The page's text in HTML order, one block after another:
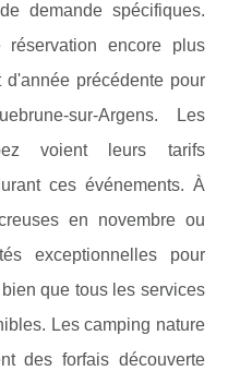
demande spécifiques.
encore plus
précédente pour
sur-Argens. Les
voient leurs tarifs
ces événements. À
en novembre ou
exceptionnelles pour
que tous les services
Les camping nature
des forfais découverte